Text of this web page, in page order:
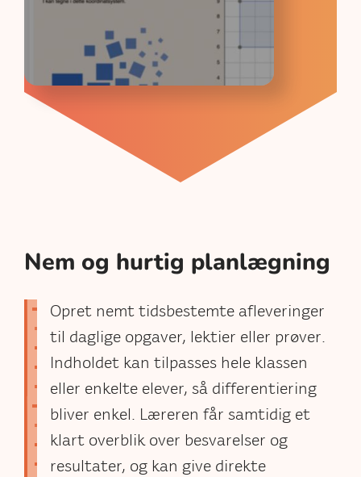
Nem og hurtig planlægning
Opret nemt tidsbestemte afleveringer
til daglige opgaver, lektier eller prøver.
Indholdet kan tilpasses hele klassen
eller enkelte elever, så differentiering
bliver enkel. Læreren får samtidig et
klart overblik over besvarelser og
resultater, og kan give direkte